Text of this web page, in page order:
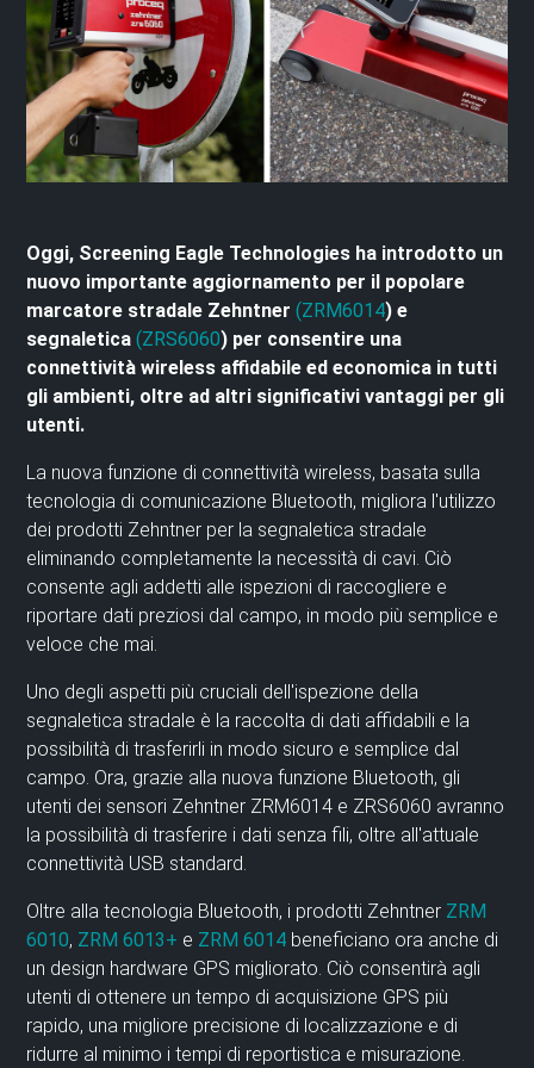
Oggi, Screening Eagle Technologies ha introdotto un
nuovo importante aggiornamento per il popolare
marcatore stradale Zehntner(ZRM6014) e
segnaletica(ZRS6060) per consentire una
connettività wireless affidabile ed economica in tutti
gli ambienti, oltre ad altri significativi vantaggi per gli
utenti.
La nuova funzione di connettività wireless, basata sulla
tecnologia di comunicazione Bluetooth, migliora l'utilizzo
dei prodotti Zehntner per la segnaletica stradale
eliminando completamente la necessità di cavi. Ciò
consente agli addetti alle ispezioni di raccogliere e
riportare dati preziosi dal campo, in modo più semplice e
veloce che mai.
Uno degli aspetti più cruciali dell'ispezione della
segnaletica stradale è la raccolta di dati affidabili e la
possibilità di trasferirli in modo sicuro e semplice dal
campo. Ora, grazie alla nuova funzione Bluetooth, gli
utenti dei sensori Zehntner ZRM6014 e ZRS6060 avranno
la possibilità di trasferire i dati senza fili, oltre all'attuale
connettività USB standard.
Oltre alla tecnologia Bluetooth, i prodotti Zehntner ZRM
6010, ZRM 6013+ e ZRM 6014 beneficiano ora anche di
un design hardware GPS migliorato. Ciò consentirà agli
utenti di ottenere un tempo di acquisizione GPS più
rapido, una migliore precisione di localizzazione e di
ridurre al minimo i tempi di reportistica e misurazione.